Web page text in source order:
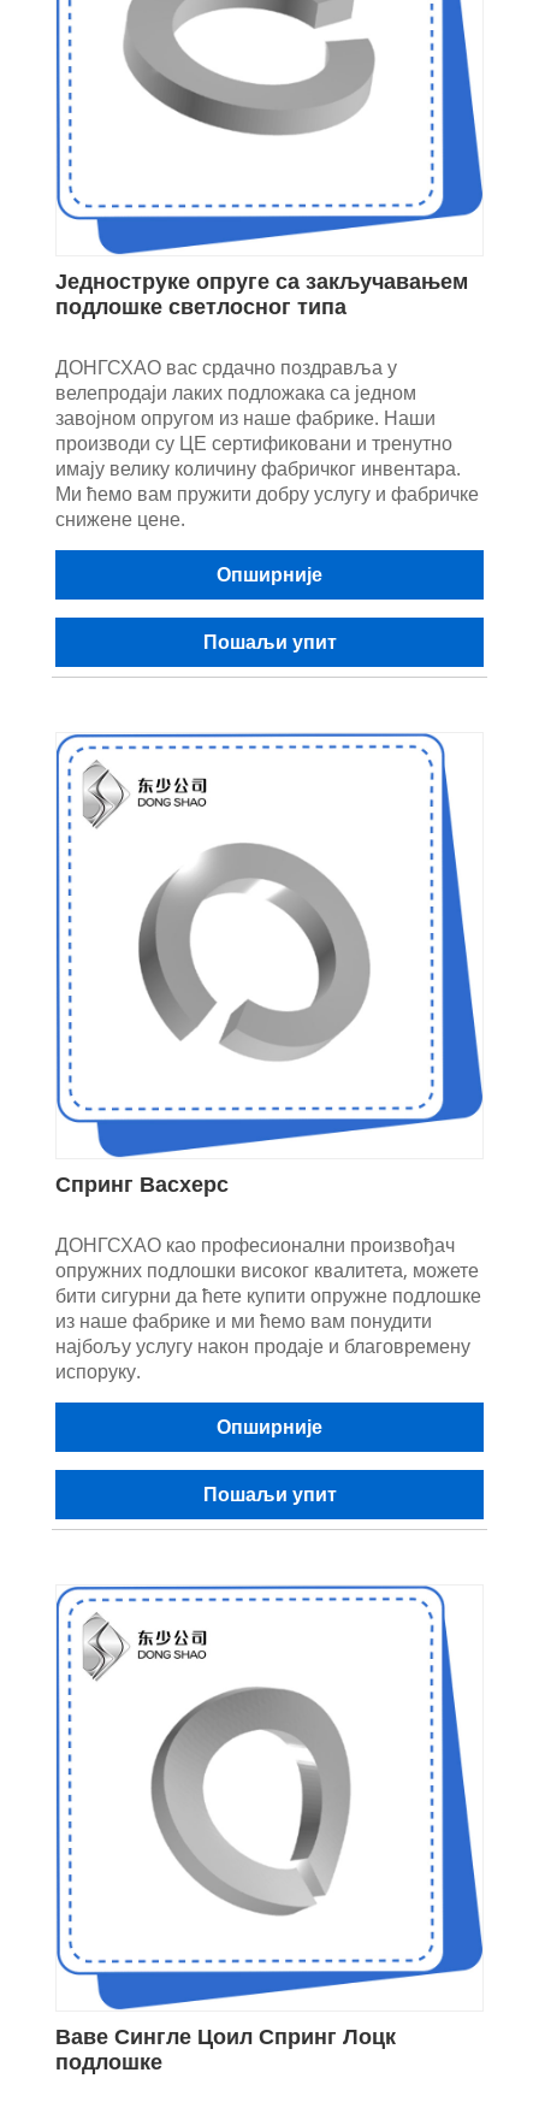
Једноструке опруге са закључавањем
подлошке светлосног типа
ДОНГСХАО вас срдачно поздравља у
велепродаји лаких подложака са једном
завојном опругом из наше фабрике. Наши
производи су ЦЕ сертификовани и тренутно
имају велику количину фабричког инвентара.
Ми ћемо вам пружити добру услугу и фабричке
снижене цене.
Опширније
Пошаљи упит
Спринг Васхерс
ДОНГСХАО као професионални произвођач
опружних подлошки високог квалитета, можете
бити сигурни да ћете купити опружне подлошке
из наше фабрике и ми ћемо вам понудити
најбољу услугу након продаје и благовремену
испоруку.
Опширније
Пошаљи упит
Ваве Сингле Цоил Спринг Лоцк
подлошке